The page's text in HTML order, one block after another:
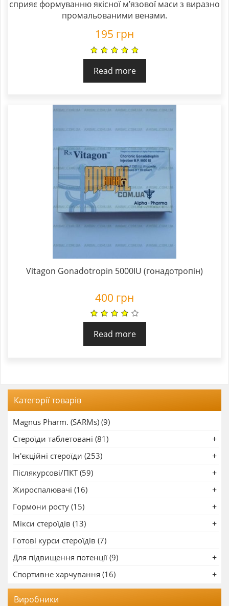
сприяє формуванню якісної м’язової маси з виразно
промальованими венами.
195 грн
Read more
Vitagon Gonadotropin 5000IU (гонадотропін)
400 грн
Read more
Категорії товарів
Magnus Pharm. (SARMs) (9)
Стероїди таблетовані (81)
Ін'єкційні стероїди (253)
Післякурсові/ПКТ (59)
Жироспалювачі (16)
Гормони росту (15)
Мікси стероїдів (13)
Готові курси стероїдів (7)
Для підвищення потенції (9)
Спортивне харчування (16)
Виробники